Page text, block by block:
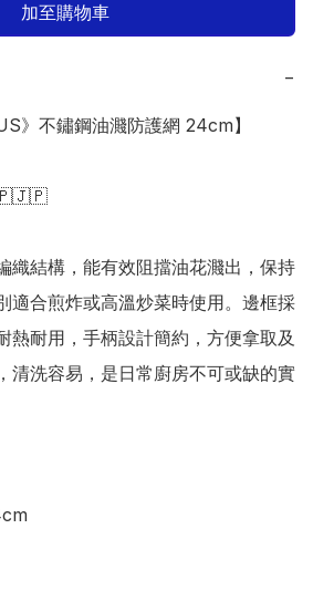
加至購物車
−
》不鏽鋼油濺防護網 24cm】
織結構，能有效阻擋油花濺出，保持
適合煎炸或高溫炒菜時使用。邊框採
熱耐用，手柄設計簡約，方便拿取及
清洗容易，是日常廚房不可或缺的實